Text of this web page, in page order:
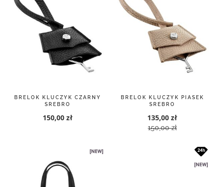
BRELOK KLUCZYK CZARNY
SREBRO
150,00 zł
BRELOK KLUCZYK PIASEK
SREBRO
135,00 zł
150,00 zł